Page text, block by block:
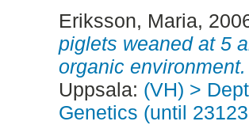
Eriksson, Maria,
piglets weaned at 5
organic environment.
Uppsala: (VH) >
Genetics (until